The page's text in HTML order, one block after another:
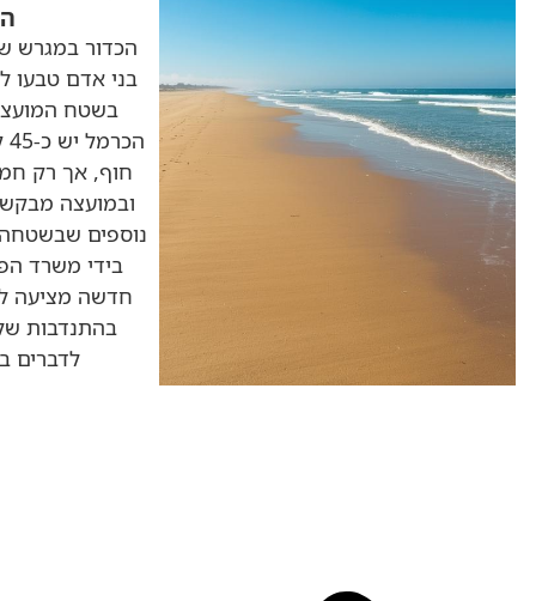
הכדור במגרש
בני אדם טבעו
בשטח
חוף, אך רק
ובמועצה
נוספים
בידי משרד
חדשה מציעה
בהתנדבות
לדברים